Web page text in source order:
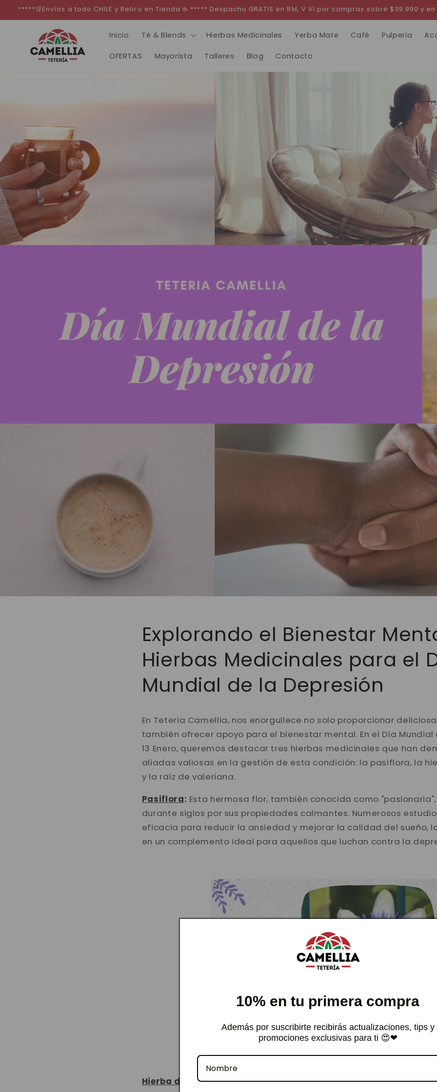
directamente
al contenido
*****🛒Envíos a todo CHILE y Retiro en Tienda ☕ ***** Despacho GRATIS en RM, V VI por compras sobre $39.990
Inicio Té & Blends Hierbas Medicinales Yerba Mate Café Pulperia
OFERTAS Mayorista Talleres Blog Contacto
Explorando el Bienestar
Hierbas Medicinales para el
Mundial de la Depresión
En Teteria Camellia, nos enorgullece no solo proporcionar
también ofrecer apoyo para el bienestar mental. En el Día Mundial
13 Enero, queremos destacar tres hierbas medicinales que han
aliadas valiosas en la gestión de esta condición: la pasiflora, la
y la raíz de valeriana.
Pasiflora: Esta hermosa flor, también conocida como
durante siglos por sus propiedades calmantes. Numerosos
eficacia para reducir la ansiedad y mejorar la calidad del sueño,
en un complemento ideal para aquellos que luchan contra la
Hierba de San Juan:Conocida por su nombre científico,
10% en tu primera compra
Además por suscribirte recibirás actualizaciones, tips y
promociones exclusivas para ti 😍❤